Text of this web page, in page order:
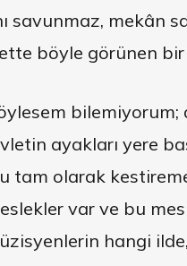
savunmaz, mekân
böyle görünen
ayakları yere
tam olarak
var ve bu
hangi